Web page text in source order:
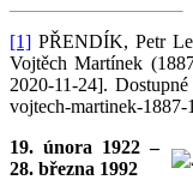
[1] PŘENDÍK, Petr
Vojtěch Martínek
2020-11-24].
vojtech-martinek-1887-
19. února 1922 –
28. března 1992